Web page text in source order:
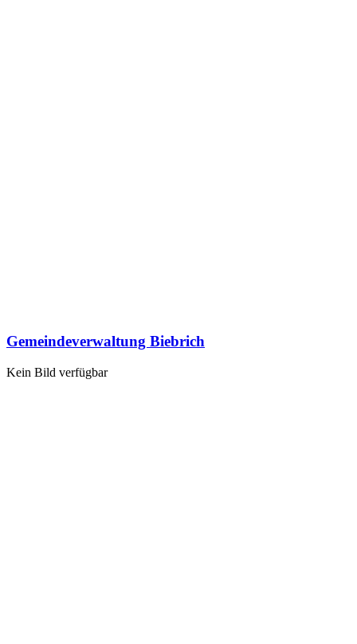
Gemeindeverwaltung Biebrich
Kein Bild verfügbar